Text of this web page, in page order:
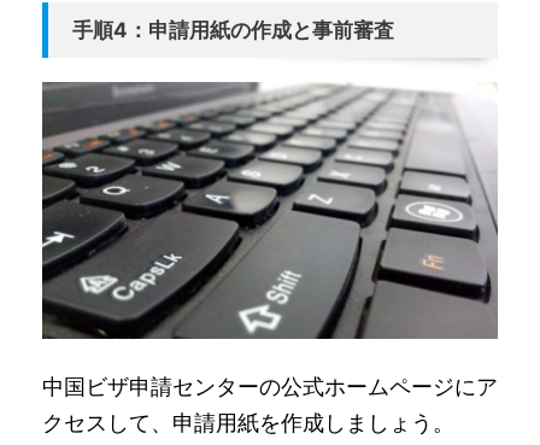
手順4：申請用紙の作成と事前審査
中国ビザ申請センターの公式ホームページにア
クセスして、申請用紙を作成しましょう。